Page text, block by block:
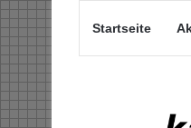
Startseite